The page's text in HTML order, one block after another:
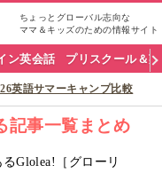
ちょっとグローバル志向な
ママ＆キッズのための情報サイト
ン英会話 プリスクール＆
英語サマーキャンプ比較
記事一覧まとめ
Glolea!［グローリ